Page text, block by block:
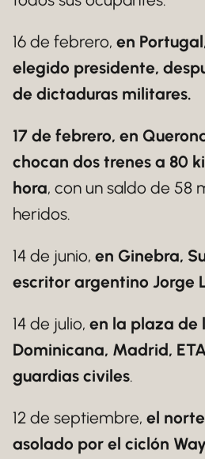
16 de febrero, en
elegido presidente,
de dictaduras militares.
17 de febrero, en
chocan dos trenes a 80
hora, con un saldo de 58
heridos.
14 de junio, en Ginebra,
escritor argentino Jorge
14 de julio, en la plaza de
Dominicana, Madrid,
guardias civiles.
12 de septiembre, el
asolado por el ciclón